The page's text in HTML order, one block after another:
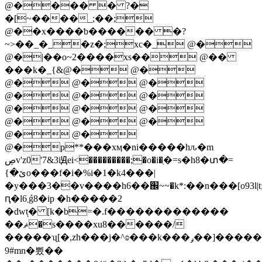
@���� � ?�
�[~����_;��;
@��x����ƅ������ �?
~>��_�_�z�;xc�_ @�
@�|��o~2����xs�� @��
���k�_{&@� @�
@� @� @�
@� @� @�
@� @� @�
@� @� @�
@� @�
@�p**���xӎ�ni�����hԉ�m
ڝv'z0'7&3iԬei<���������;�o�i�ַ�=s�h8�տ�=
{�ێo���f�i�%i�1�k4���|
ԥ�l܂6ǵ8�ip �h�����2
�dwtͅ� [k�b=�.f�������������
��ޘ�s����xu8������/
�����ʯ[�,zh���j�^ʚ���k���ݛ��]�����f�/:�����z�6��ܬ9�q�l���v����.�vw��ͣ�_�qt��p��o��ӆ��\�\��hmm��j��=�m�у�v�o
9#mn�뾨��